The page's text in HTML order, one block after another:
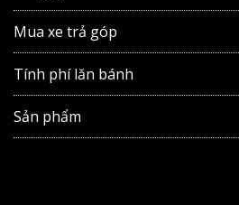
Mua xe trả góp
Tính phí lăn bánh
Sản phẩm